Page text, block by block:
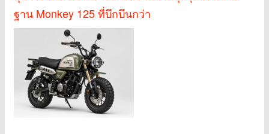
ฐาน Monkey 125 ที่บึกบึนกว่า